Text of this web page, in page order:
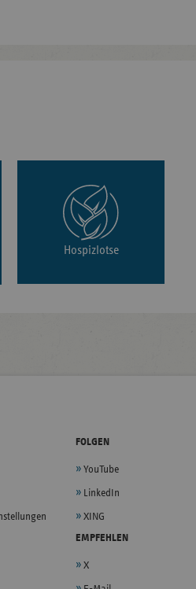
Hospizlotse
FOLGEN
YouTube
LinkedIn
XING
EMPFEHLEN
X